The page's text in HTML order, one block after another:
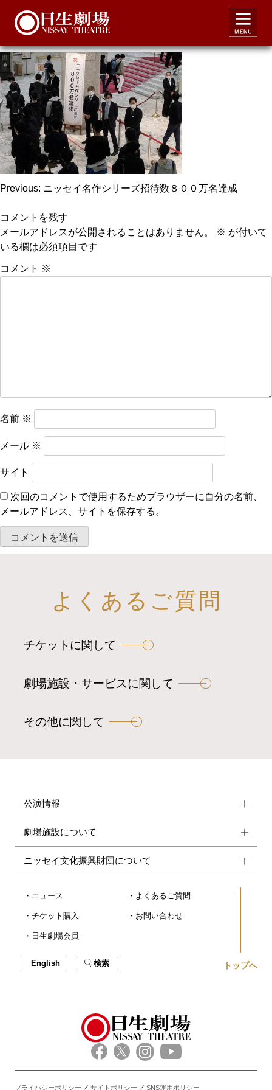
meisaku800tt1
投
ナ
ビ
ゲ
Previous: ニッセイ名作シリーズ招待数８００万名達成
コメントを残す
メールアドレスが公開されることはありません。
※ が付いて
いる欄は必須項目です
コメント ※
名前 ※
メール ※
サイト
次回のコメントで使用するためブラウザーに自分の名前、
メールアドレス、サイトを保存する。
よくあるご質問
チケットに関して
劇場施設・サービスに関して
その他に関して
公演情報
劇場施設について
ニッセイ文化振興財団について
ニュース
チケット購入
日生劇場会員
よくあるご質問
お問い合わせ
English 検索 トップへ
プライバシーポリシー サイトポリシー SNS運用ポリシー